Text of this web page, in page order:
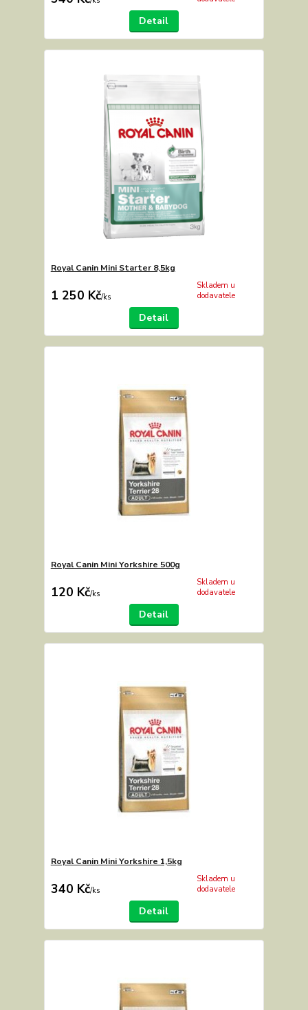
Detail
Royal Canin Mini Starter 8,5kg
1 250 Kč/ks
Skladem u
dodavatele
Detail
Royal Canin Mini Yorkshire 500g
120 Kč/ks
Skladem u
dodavatele
Detail
Royal Canin Mini Yorkshire 1,5kg
340 Kč/ks
Skladem u
dodavatele
Detail